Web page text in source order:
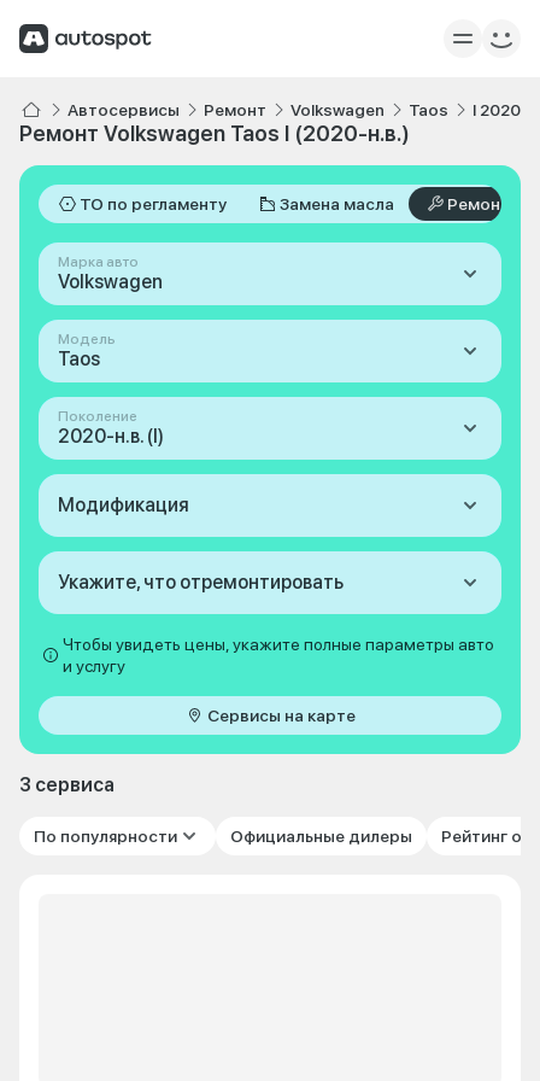
Автосервисы Ремонт Volkswagen Taos I 2020-
Ремонт Volkswagen Taos I (2020-н.в.)
ТО по регламенту Замена масла Ремонт
Марка авто
Volkswagen
Модель
Taos
Поколение
2020-н.в. (I)
Модификация
Укажите, что отремонтировать
Чтобы увидеть цены, укажите полные параметры авто
и услугу
Сервисы на карте
3 сервиса
По популярности Официальные дилеры Рейтинг